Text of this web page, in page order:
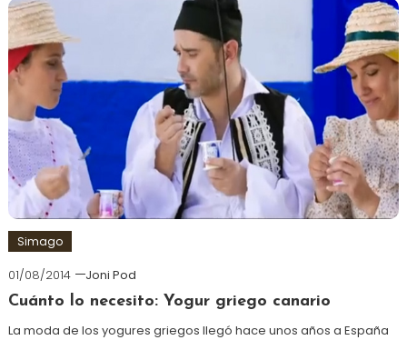
Simago
01/08/2014
Joni Pod
Cuánto lo necesito: Yogur griego canario
La moda de los yogures griegos llegó hace unos años a España